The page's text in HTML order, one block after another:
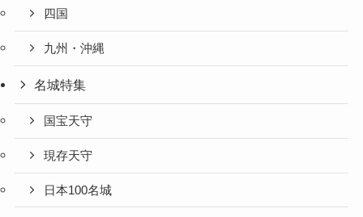
四国
九州・沖縄
名城特集
国宝天守
現存天守
日本100名城